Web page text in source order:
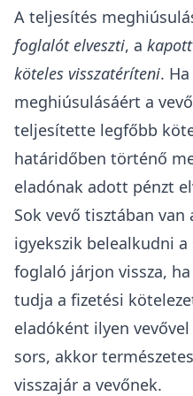
A teljesítés
foglalót elveszti, a
köteles visszatéríteni.
meghiúsulásáért a
teljesítette legfőbb
határidőben történő
eladónak adott pénzt
Sok vevő tisztában
igyekszik belealkudni a
foglaló járjon vissza,
tudja a fizetési
eladóként ilyen
sors, akkor
visszajár a vevőnek.